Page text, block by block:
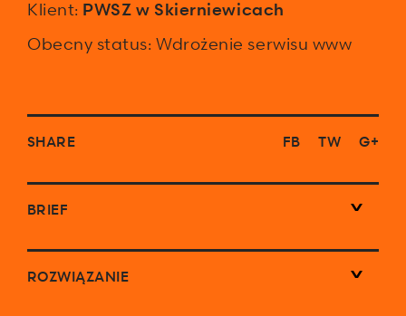
Klient: PWSZ w Skierniewicach
Obecny status: Wdrożenie serwisu www
SHARE FB TW G+
BRIEF
ROZWIĄZANIE